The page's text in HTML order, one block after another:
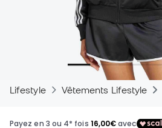
Lifestyle Vêtements Lifestyle